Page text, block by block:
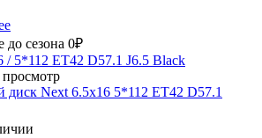
до сезона 0₽
диск Next 6.5x16 5*112 ET42 D57.1